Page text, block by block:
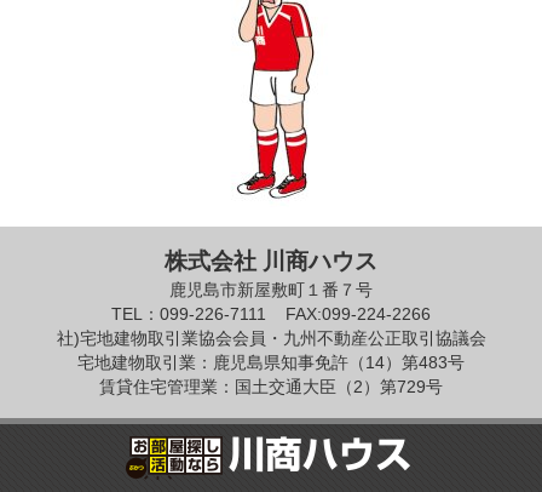
株式会社 川商ハウス
鹿児島市新屋敷町１番７号
TEL：099-226-7111
FAX:099-224-2266
社)宅地建物取引業協会会員・九州不動産公正取引協議会
宅地建物取引業：鹿児島県知事免許（14）第483号
賃貸住宅管理業：国土交通大臣（2）第729号